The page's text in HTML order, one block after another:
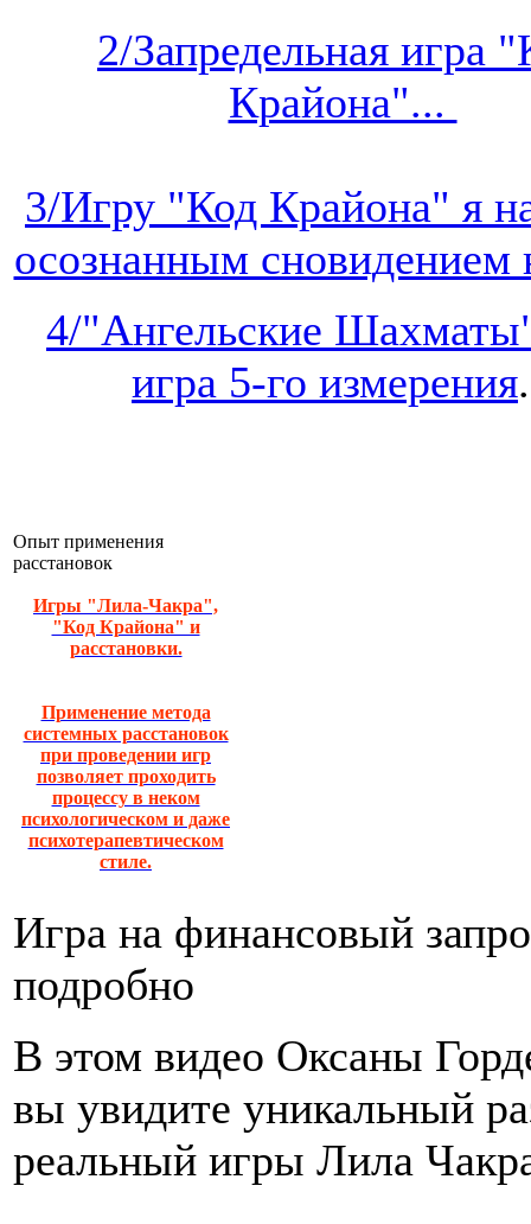
2/Запредельная игра
Крайона"...
3/Игру "Код Крайона" я
осознанным сновидением
4/"Ангельские
игра 5-го измерения
Опыт применения
расстановок
Игры "Лила-Чакра",
"Код Крайона" и
расстановки.
Применение метода
системных расстановок
при проведении игр
позволяет проходить
процессу в неком
психологическом и даже
психотерапевтическом
стиле.
Игра на финансовый
подробно
В этом видео Оксаны
вы увидите уникальный
реальный игры Лила